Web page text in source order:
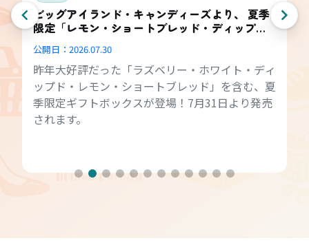
ビッグアイランド・キャンディーズより、 夏季
限定「レモン・ショートブレッド・ディップ
公開日： 2026.07.30
昨年大好評だった「ラズベリー・ホワイト・ディ
ップド・レモン・ショートブレッド」を含む、夏
季限定ギフトボックスが登場！7月31日より発売
されます。